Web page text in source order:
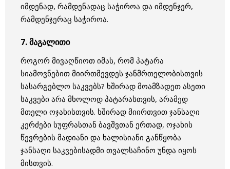
იმდენად, რამდენადაც საჭიროა და იმდენჯერ,
რამდენჯერაც საჭიროა.
7. მაგალითი
როგორ მივაღწიოთ იმას, რომ პატარა
სიამოვნებით მიირთმევდეს ჯანმრთელობისთვის
სასარგებლო საკვებს? ხშირად მოამზადეთ ასეთი
საკვები არა მხოლოდ პატარასთვის, არამედ
მთელი ოჯახისთვის. ხშირად მიირთვით ჯანსაღი
კერძები სუფრასთან ბავშვთან ერთად, ოჯახის
წევრების მადიანი და ხალისიანი განწყობა
ჯანსაღი საკვებისადმი თვალსაჩინო უნდა იყოს
მისთვის.